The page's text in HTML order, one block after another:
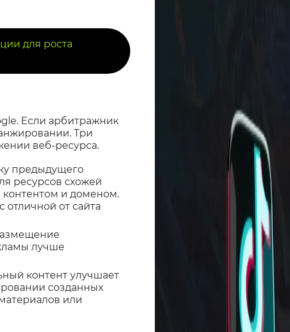
для роста
Если арбитражник
Три
веб-ресурса.
предыдущего
ресурсов схожей
и доменом.
отличной от сайта
лучше
контент улучшает
созданных
или